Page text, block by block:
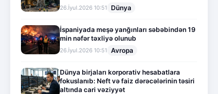
26.İyul.2026 10:51 Dünya
İspaniyada meşə yanğınları səbəbindən 19
min nəfər təxliyə olunub
26.İyul.2026 10:51 Avropa
Dünya birjaları korporativ hesabatlara
fokuslanıb: Neft və faiz dərəcələrinin təsiri
altında cari vəziyyət